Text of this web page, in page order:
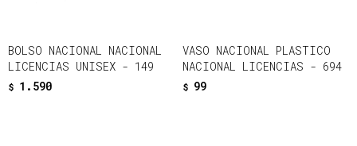
BOLSO NACIONAL NACIONAL
LICENCIAS UNISEX - 149
$ 1.590
VASO NACIONAL PLASTICO
NACIONAL LICENCIAS - 694
$ 99